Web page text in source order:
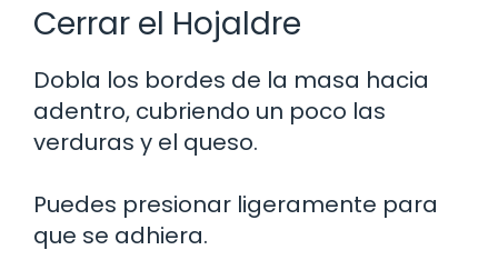
Cerrar el Hojaldre
Dobla los bordes de la masa hacia
adentro, cubriendo un poco las
verduras y el queso.
Puedes presionar ligeramente para
que se adhiera.